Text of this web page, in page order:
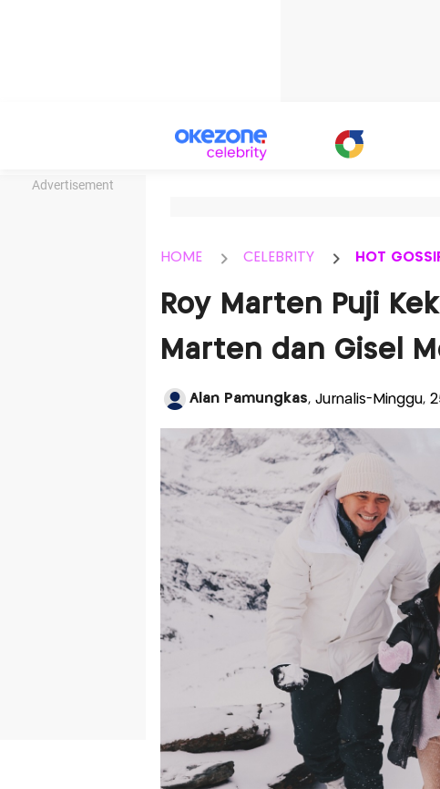
Advertisement
HOME CELEBRITY HOT
Roy Marten Puji
Marten dan Gisel
Alan Pamungkas, Jurnalis-Minggu,